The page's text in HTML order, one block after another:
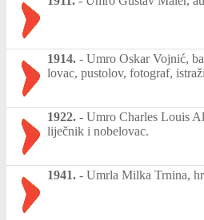
1914. - Umro Oskar Vojnić,
lovac, pustolov, fotograf,
1922. - Umro Charles Louis
liječnik i nobelovac.
1941. - Umrla Milka Trnina,